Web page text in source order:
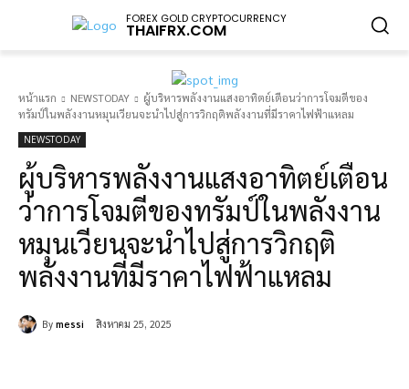
FOREX GOLD CRYPTOCURRENCY
THAIFRX.COM
หน้าแรก NEWSTODAY
ผู้บริหารพลังงานแสงอาทิตย์เตือนว่าการโจมตีของ
ทรัมป์ในพลังงานหมุนเวียนจะนำไปสู่การวิกฤติพลังงานที่มีราคาไฟฟ้าแหลม
NEWSTODAY
ผู้บริหารพลังงานแสงอาทิตย์เตือน
ว่าการโจมตีของทรัมป์ในพลังงาน
หมุนเวียนจะนำไปสู่การวิกฤติ
พลังงานที่มีราคาไฟฟ้าแหลม
By messi สิงหาคม 25, 2025